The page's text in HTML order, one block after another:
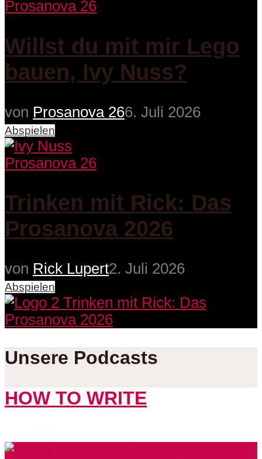
Prosanova 26
Willst du mit mir Lego
bauen, Ivy Nuss?
von Prosanova 266. Juli 2026
Abspielen
Prosanova 26
Trinken mit Rick: Das
Prosanova 2026
von Rick Lupert2. Juli 2026
Abspielen
Unsere Podcasts
HOW TO WRITE